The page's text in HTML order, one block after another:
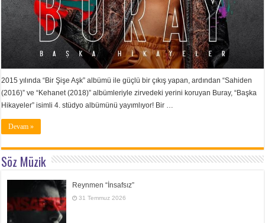
2015 yılında “Bir Şişe Aşk” albümü ile güçlü bir çıkış yapan, ardından “Sahiden
(2016)” ve “Kehanet (2018)” albümleriyle zirvedeki yerini koruyan Buray, “Başka
Hikayeler” isimli 4. stüdyo albümünü yayımlıyor! Bir …
Devam »
Söz Müzik
Reynmen “İnsafsız”
31 Temmuz 2026